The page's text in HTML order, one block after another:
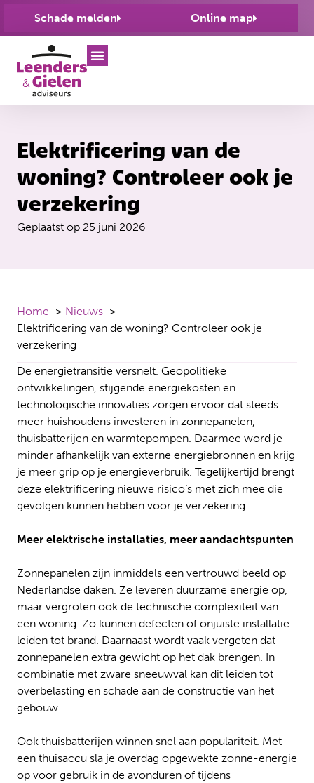
Schade melden Online map
Elektrificering van de
woning? Controleer ook je
verzekering
Geplaatst op 25 juni 2026
Home
Nieuws
Elektrificering van de woning? Controleer ook je
verzekering
De energietransitie versnelt. Geopolitieke
ontwikkelingen, stijgende energiekosten en
technologische innovaties zorgen ervoor dat steeds
meer huishoudens investeren in zonnepanelen,
thuisbatterijen en warmtepompen. Daarmee word je
minder afhankelijk van externe energiebronnen en krijg
je meer grip op je energieverbruik. Tegelijkertijd brengt
deze elektrificering nieuwe risico’s met zich mee die
gevolgen kunnen hebben voor je verzekering.
Meer elektrische installaties, meer aandachtspunten
Zonnepanelen zijn inmiddels een vertrouwd beeld op
Nederlandse daken. Ze leveren duurzame energie op,
maar vergroten ook de technische complexiteit van
een woning. Zo kunnen defecten of onjuiste installatie
leiden tot brand. Daarnaast wordt vaak vergeten dat
zonnepanelen extra gewicht op het dak brengen. In
combinatie met zware sneeuwval kan dit leiden tot
overbelasting en schade aan de constructie van het
gebouw.
Ook thuisbatterijen winnen snel aan populariteit. Met
een thuisaccu sla je overdag opgewekte zonne-energie
op voor gebruik in de avonduren of tijdens